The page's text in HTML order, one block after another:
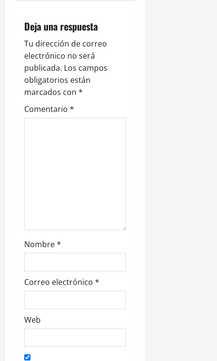
i
ó
n
d
e
d
a
s
Deja una respuesta
Tu dirección de correo
electrónico no será
publicada. Los campos
obligatorios están
marcados con *
Comentario *
Nombre*
Correo electrónico *
Web